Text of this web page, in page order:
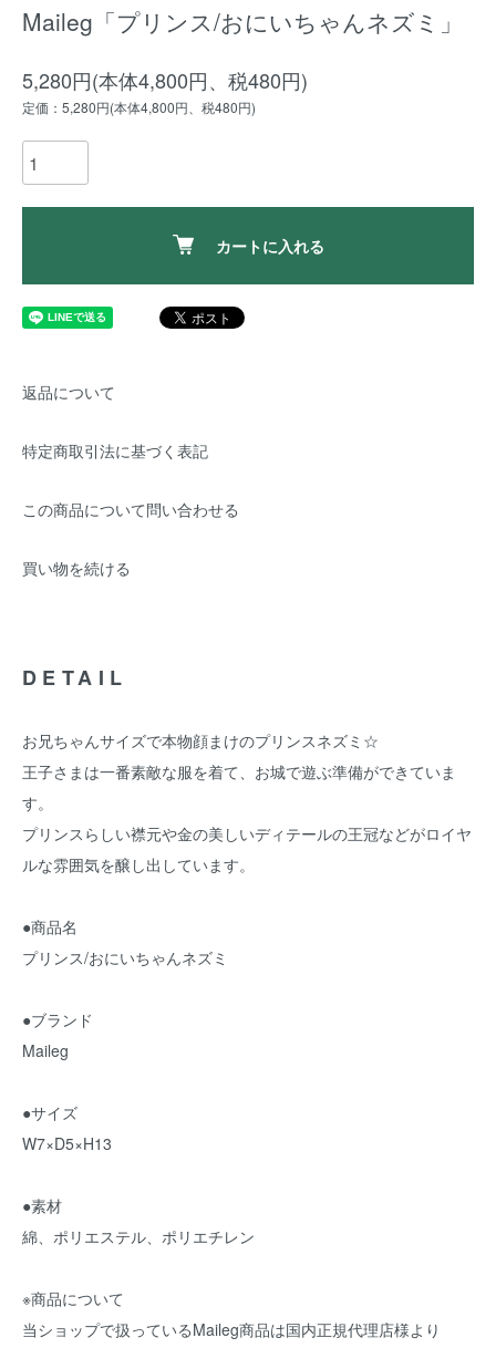
Maileg「プリンス/おにいちゃんネズミ」
5,280円(本体4,800円、税480円)
定価：5,280円(本体4,800円、税480円)
カートに入れる
返品について
特定商取引法に基づく表記
この商品について問い合わせる
買い物を続ける
DETAIL
お兄ちゃんサイズで本物顔まけのプリンスネズミ☆
王子さまは一番素敵な服を着て、お城で遊ぶ準備ができていま
す。
プリンスらしい襟元や金の美しいディテールの王冠などがロイヤ
ルな雰囲気を醸し出しています。
●商品名
プリンス/おにいちゃんネズミ
●ブランド
Maileg
●サイズ
W7×D5×H13
●素材
綿、ポリエステル、ポリエチレン
※商品について
当ショップで扱っているMaileg商品は国内正規代理店様より